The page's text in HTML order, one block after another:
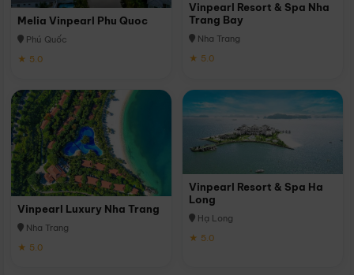
Melia Vinpearl Phu Quoc
Phú Quốc
★ 5.0
Vinpearl Resort & Spa Nha
Trang Bay
Nha Trang
★ 5.0
Vinpearl Luxury Nha Trang
Nha Trang
★ 5.0
Vinpearl Resort & Spa Ha
Long
Hạ Long
★ 5.0